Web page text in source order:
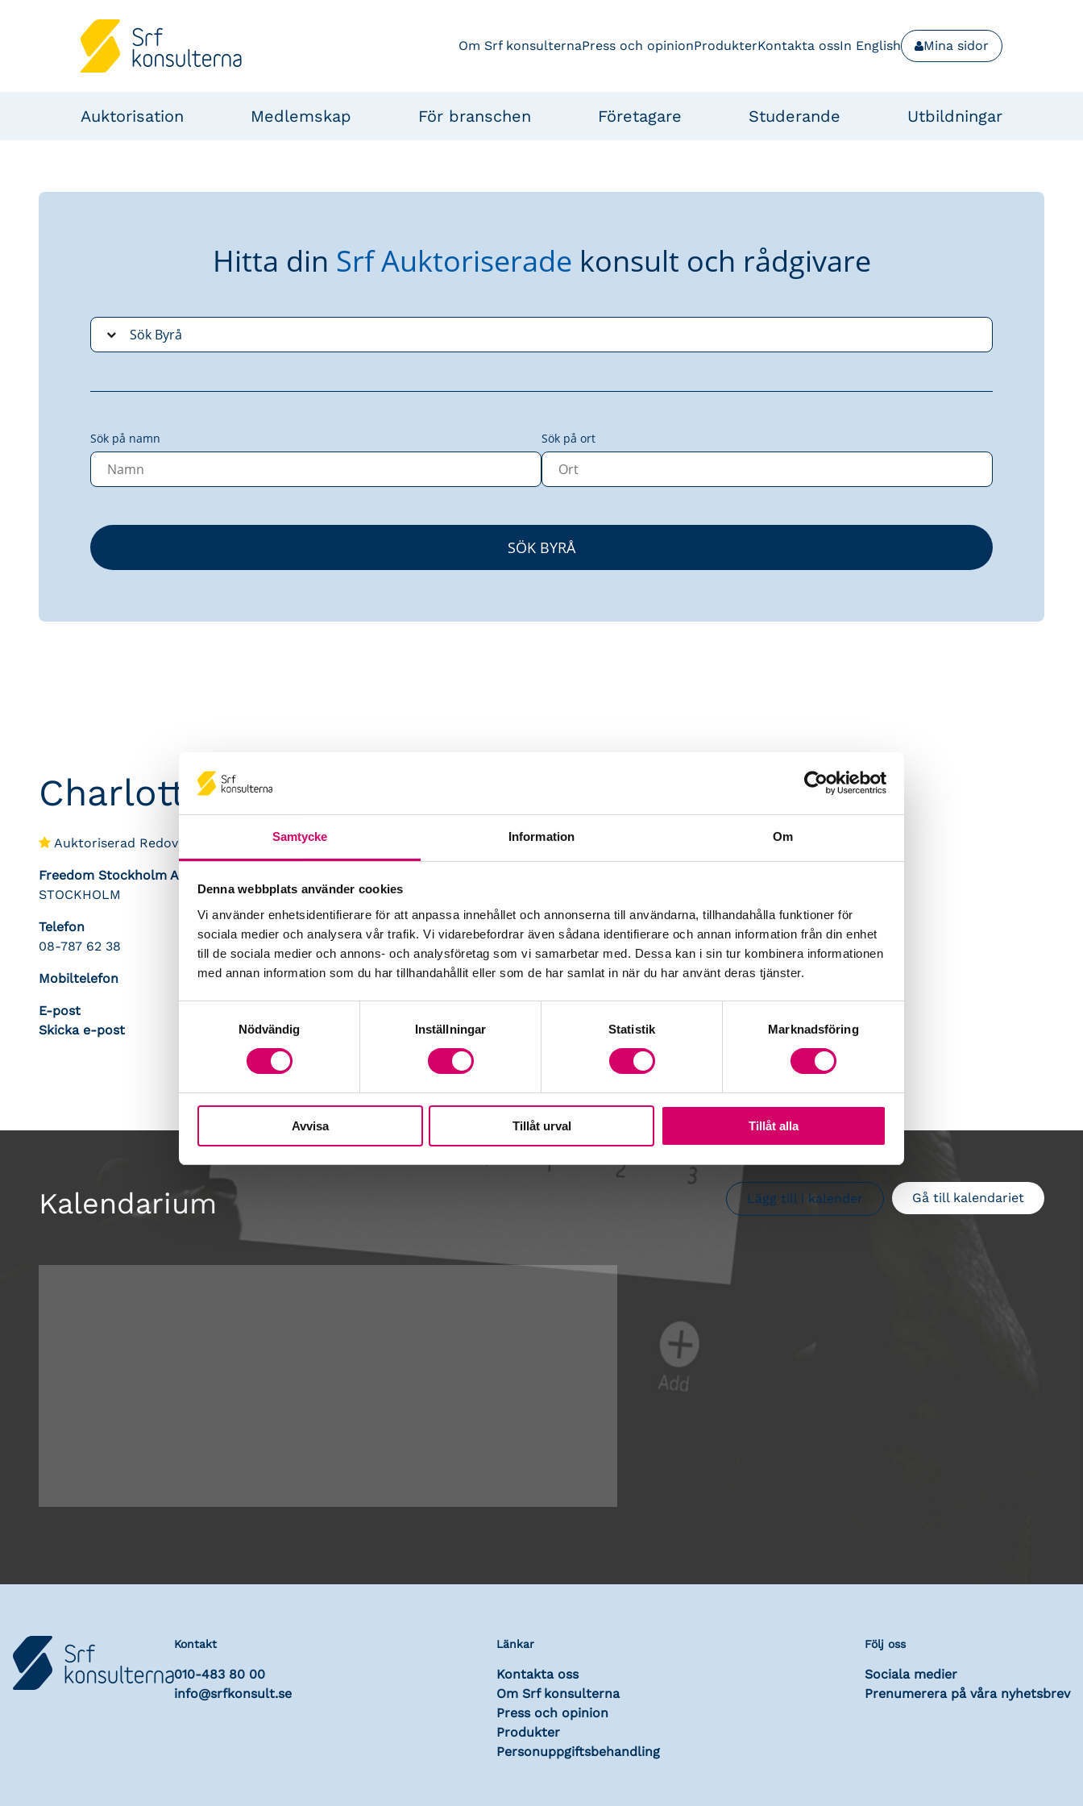
Samtycke Information Om
Denna webbplats använder cookies
Vi använder enhetsidentifierare för att anpassa innehållet och annonserna till användarna, tillhandahålla funktioner för
sociala medier och analysera vår trafik. Vi vidarebefordrar även sådana identifierare och annan information från din enhet
till de sociala medier och annons- och analysföretag som vi samarbetar med. Dessa kan i sin tur kombinera informationen
med annan information som du har tillhandahållit eller som de har samlat in när du har använt deras tjänster.
Nödvändig
Inställningar Statistik Marknadsföring
Avvisa Tillåt urval Tillåt alla
Om Srf konsulternaPress och opinionProdukterKontakta ossIn English Mina sidor
Auktorisation Medlemskap För branschen Företagare Studerande Utbildningar
Hitta din Srf Auktoriserade konsult och rådgivare
Sök på namn Sök på ort
Charlotte Johansson
Auktoriserad Redovisningskonsult
Freedom Stockholm AB
STOCKHOLM
Telefon
08-787 62 38
Mobiltelefon
E-post
Skicka e-post
Kalendarium Gå till kalendariet
Lägg till i kalender
Kontakt
010-483 80 00
info@srfkonsult.se
Länkar
Kontakta oss
Om Srf konsulterna
Press och opinion
Produkter
Personuppgiftsbehandling
Följ oss
Sociala medier
Prenumerera på våra nyhetsbrev